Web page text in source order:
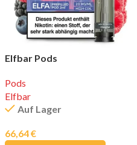
Elfbar Pods
Pods
Elfbar
Auf Lager
66,64€